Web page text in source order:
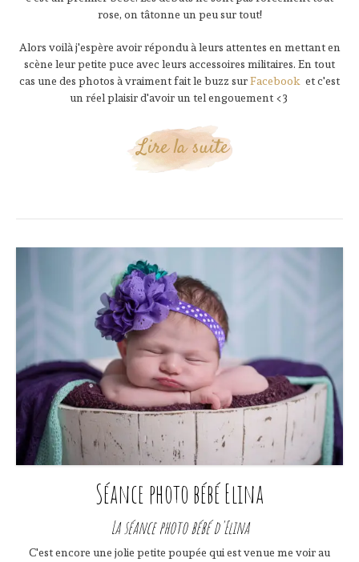
rose, on tâtonne un peu sur tout!
Alors voilà j'espère avoir répondu à leurs attentes en mettant en
scène leur petite puce avec leurs accessoires militaires. En tout
cas une des photos à vraiment fait le buzz surFacebook et c'est
un réel plaisir d'avoir un tel engouement <3
Lire la suite
Séance photo bébé Elina
La séance photo bébé d'Elina
C'est encore une jolie petite poupée qui est venue me voir au